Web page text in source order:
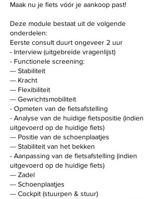
Maak nu je fiets vóór je aankoop past!
Deze module bestaat uit de volgende
onderdelen:
Eerste consult duurt ongeveer 2 uur
- Interview (uitgebreide vragenlijst)
- Functionele screening:
--- Stabiliteit
--- Kracht
--- Flexibiliteit
--- Gewrichtsmobiliteit
- Opmeten van de fietsafstelling
- Analyse van de huidige fietspositie (indien
uitgevoerd op de huidige fiets)
--- Positie van de schoenplaatjes
--- Stabiliteit van het bekken
- Aanpassing van de fietsafstelling (indien
uitgevoerd op de huidige fiets)
--- Zadel
--- Schoenplaatjes
--- Cockpit (stuurpen & stuur)